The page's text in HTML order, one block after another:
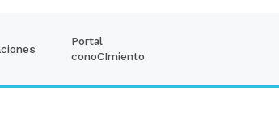
Portal
conoCImiento